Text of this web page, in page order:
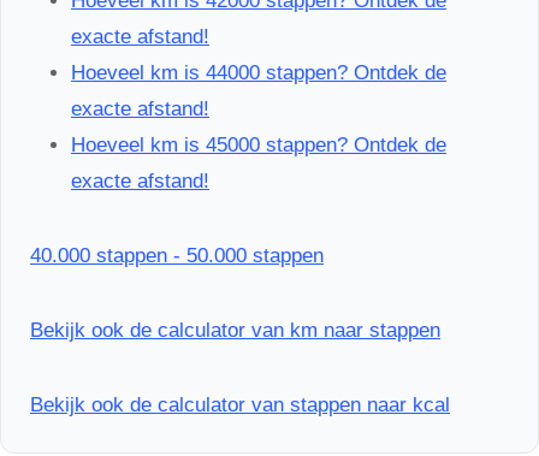
exacte afstand!
Hoeveel km is 44000 stappen? Ontdek de
exacte afstand!
Hoeveel km is 45000 stappen? Ontdek de
exacte afstand!
40.000 stappen - 50.000 stappen
Bekijk ook de calculator van km naar stappen
Bekijk ook de calculator van stappen naar kcal